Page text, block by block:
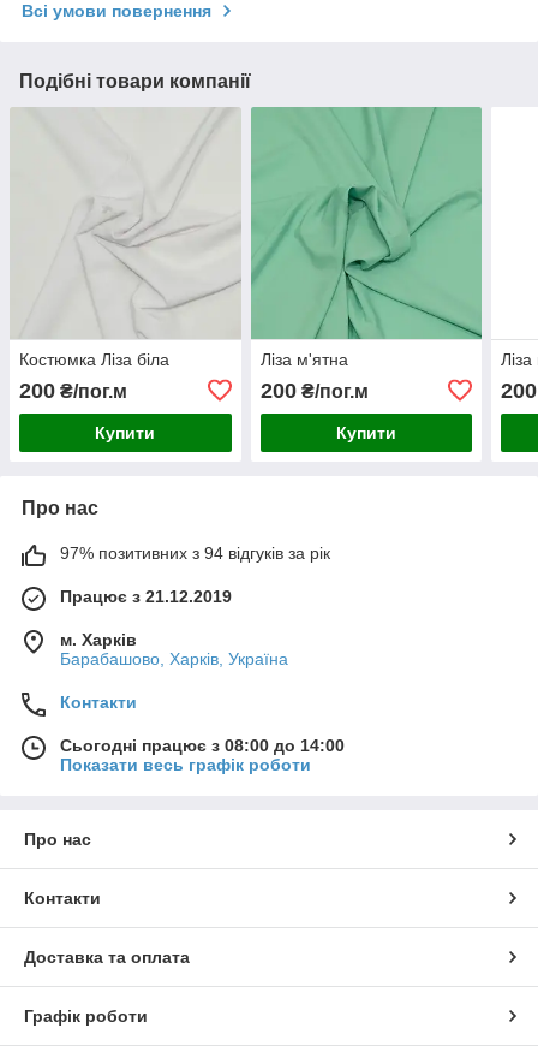
Всі умови повернення
Подібні товари компанії
Костюмка Ліза біла
200 ₴/пог.м
Купити
Ліза м'ятна
200₴/пог.м
Купити
200
Про нас
97% позитивних з 94 відгуків за рік
Працює з 21.12.2019
м. Харків
Барабашово, Харків, Україна
Контакти
Сьогодні працює з 08:00 до 14:00
Показати весь графік роботи
Про нас
Контакти
Доставка та оплата
Графік роботи